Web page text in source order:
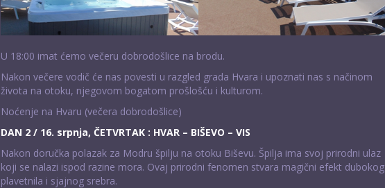
U 18:00 imat ćemo večeru dobrodošlice na brodu.
Nakon večere vodič će nas povesti u razgled grada Hvara i upoznati nas s načinom
života na otoku, njegovom bogatom prošlošću i kulturom.
Noćenje na Hvaru (večera dobrodošlice)
DAN 2 / 16. srpnja, ČETVRTAK : HVAR – BIŠEVO – VIS
Nakon doručka polazak za Modru špilju na otoku Biševu. Špilja ima svoj prirodni ulaz
koji se nalazi ispod razine mora. Ovaj prirodni fenomen stvara magični efekt dubokog
plavetnila i sjajnog srebra.